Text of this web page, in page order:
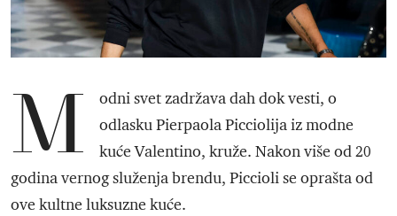
M
odni svet zadržava dah dok vesti, o
odlasku Pierpaola Picciolija iz modne
kuće Valentino, kruže. Nakon više od 20
godina vernog služenja brendu, Piccioli se oprašta od
ove kultne luksuzne kuće.